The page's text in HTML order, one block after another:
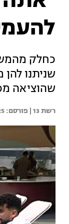
כחלק
שניתנו
שהוציאה
רשת 13 |